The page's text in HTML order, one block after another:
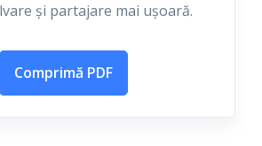
și partajare mai ușoară.
Comprimă PDF